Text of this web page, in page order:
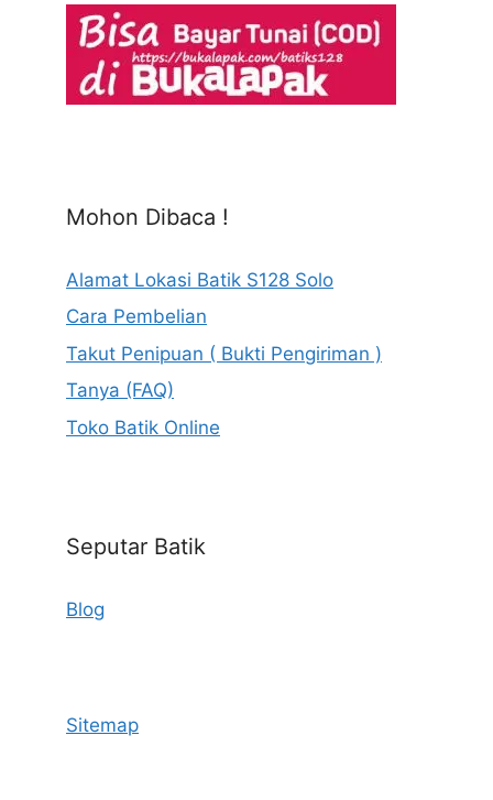
Mohon Dibaca !
Alamat Lokasi Batik S128 Solo
Cara Pembelian
Takut Penipuan ( Bukti Pengiriman )
Tanya (FAQ)
Toko Batik Online
Seputar Batik
Blog
Sitemap